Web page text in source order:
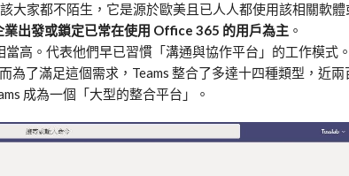
家都不陌生，它是源於歐美且已人人都使用該相關軟體
業出發或鎖定已常在使用 Office 365 的用戶為主 。
高。代表他們早已習慣「溝通與協作平台」的工作模式
為了滿足這個需求，Teams 整合了多達十四種類型，近
成為一個「大型的整合平台」。